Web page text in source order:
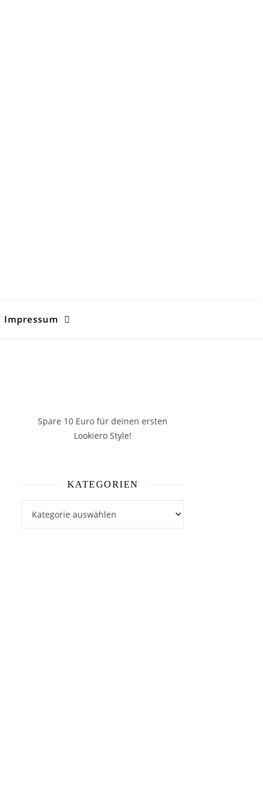
Impressum
Spare 10 Euro für deinen ersten
Lookiero Style!
KATEGORIEN